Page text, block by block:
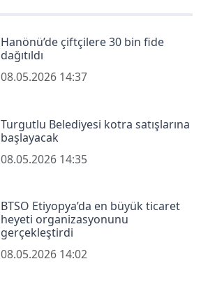
Hanönü’de çiftçilere 30 bin fide
dağıtıldı
08.05.2026 14:37
Turgutlu Belediyesi kotra satışlarına
başlayacak
08.05.2026 14:35
BTSO Etiyopya’da en büyük ticaret
heyeti organizasyonunu
gerçekleştirdi
08.05.2026 14:02